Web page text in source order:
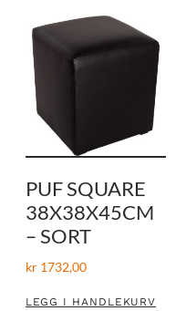
PUF SQUARE
38X38X45CM
– SORT
kr1732,00
LEGG I HANDLEKURV